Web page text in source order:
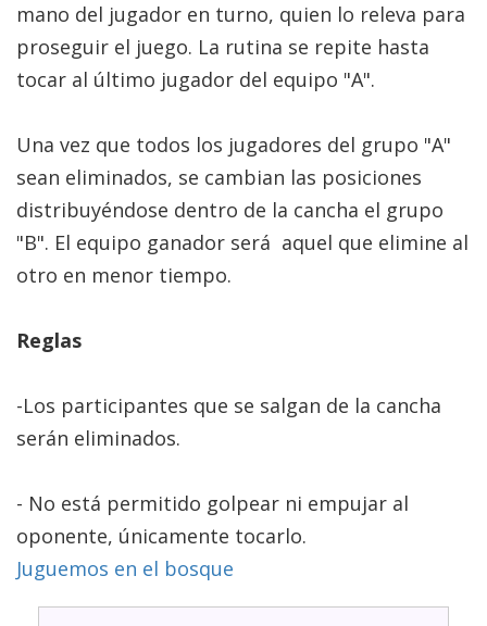
mano del jugador en turno, quien lo releva para
proseguir el juego. La rutina se repite hasta
tocar al último jugador del equipo "A".
Una vez que todos los jugadores del grupo "A"
sean eliminados, se cambian las posiciones
distribuyéndose dentro de la cancha el grupo
"B". El equipo ganador será aquel que elimine al
otro en menor tiempo.
Reglas
-Los participantes que se salgan de la cancha
serán eliminados.
- No está permitido golpear ni empujar al
oponente, únicamente tocarlo.
Juguemos en el bosque